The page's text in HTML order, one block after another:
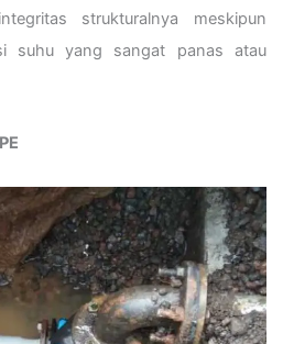
strukturalnya meskipun
suhu yang sangat panas atau